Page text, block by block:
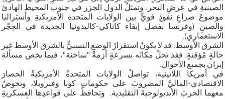
الصينيةِ في عرضِ البحر. وتمثلُ الدول الجزر في جنوب المحيط الهادئ
موضوعَ صراعِ نفوذٍ قويٍّ بين الولايات المتحدة الأمريكيةِ وأستراليا
والصينِ (وفرنسا بفضل إبقاء كاناكي-كاليدونيا الجديدة في الحِجْر
الاستعماري).
الشرق الأوسط. قد لا يكونُ استقرارُ الوضعِ النسبيُّ بالشرق الأوسط غير
حالةٍ مُؤقتةٍ. فقد تحلُ مكانَه بسرعةٍ أزمةٌ "ساخنة"، فيما يخص مسألة
إيران بجميع الأحوال.
في أمريكا اللاتينية، تواصلُ الولايات المتحدةُ الأمريكيةُ الحصارَ
الاقتصادي-الماليَّ المضروبَ على حكوماتِ كوبا وفنزويلا، وتخوضُ
معهما الحربَ الأيديولوجيةَ التقليدية. وتحافظُ على قواعدِها العسكريةِ